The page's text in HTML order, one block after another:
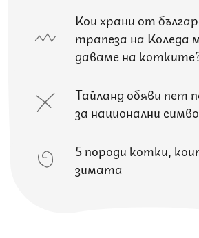
Кои храни от
трапеза на Коледа
даваме на
Тайланд обяви пет
за национални
5 породи котки,
зимата